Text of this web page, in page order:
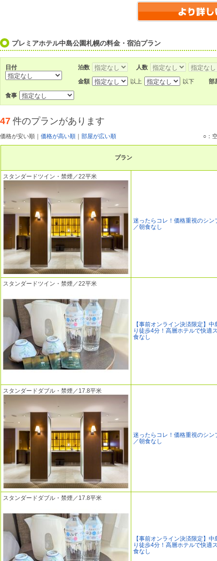
プレミアホテル中島公園札幌の料金・宿泊プラン
日付 泊数 人数
金額 以上 以下 部
食事
47 件のプランがあります
価格が安い順 価格が高い順 部屋が広い順 ○：
プラン
スタンダードツイン・禁煙／22平米
迷ったらコレ！価格重視のシン
／朝食なし
スタンダードツイン・禁煙／22平米
【事前オンライン決済限定】
り徒歩4分！高層ホテルで快適
食なし
スタンダードダブル・禁煙／17.8平米
迷ったらコレ！価格重視のシン
／朝食なし
スタンダードダブル・禁煙／17.8平米
【事前オンライン決済限定】
り徒歩4分！高層ホテルで快適
食なし